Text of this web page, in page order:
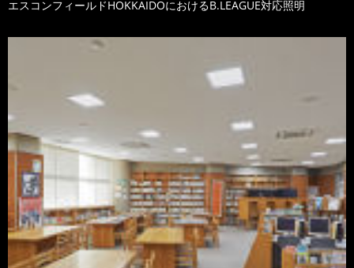
エスコンフィールドHOKKAIDOにおけるB.LEAGUE対応照明